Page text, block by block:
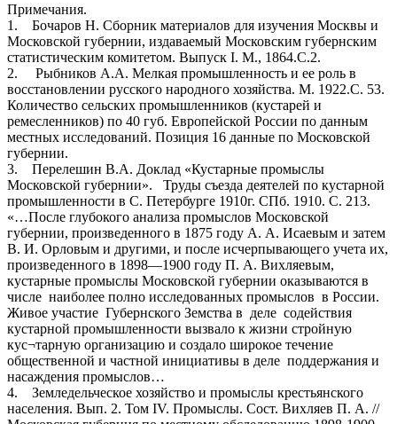
Примечания.
1. Бочаров Н. Сборник материалов для изучения Москвы и
Московской губернии, издаваемый Московским губернским
статистическим комитетом. Выпуск I. М., 1864.С.2.
2. Рыбников А.А. Мелкая промышленность и ее роль в
восстановлении русского народного хозяйства. М. 1922.С. 53.
Количество сельских промышленников (кустарей и
ремесленников) по 40 губ. Европейской России по данным
местных исследований. Позиция 16 данные по Московской
губернии.
3. Перелешин В.А. Доклад «Кустарные промыслы
Московской губернии». Труды съезда деятелей по кустарной
промышленности в С. Петербурге 1910г. СПб. 1910. С. 213.
«…После глубокого анализа промыслов Московской
губернии, произведенного в 1875 году А. А. Исаевым и затем
В. И. Орловым и другими, и после исчерпывающего учета их,
произведенного в 1898—1900 году П. А. Вихляевым,
кустарные промыслы Московской губернии оказываются в
числе наиболее полно исследованных промыслов в России.
Живое участие Губернского Земства в деле содействия
кустарной промышленности вызвало к жизни стройную
кус¬тарную организацию и создало широкое течение
общественной и частной инициативы в деле поддержания и
насаждения промыслов…
4. Земледельческое хозяйство и промыслы крестьянского
населения. Вып. 2. Том IV. Промыслы. Сост. Вихляев П. А. //